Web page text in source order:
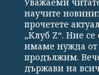
Общи условия
научите
прочетете
„Клуб Z“. Ние
имаме нужда от
продължим.
държави на